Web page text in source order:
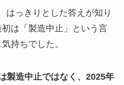
はっきりとした答えが知り
は「製造中止」という言
持ちでした。
製造中止ではなく、2025年